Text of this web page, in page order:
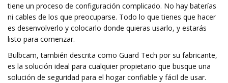
tiene un proceso de configuración complicado. No hay baterías
ni cables de los que preocuparse. Todo lo que tienes que hacer
es desenvolverlo y colocarlo donde quieras usarlo, y estarás
listo para comenzar.
Bulbcam, también descrita como Guard Tech por su fabricante,
es la solución ideal para cualquier propietario que busque una
solución de seguridad para el hogar confiable y fácil de usar.